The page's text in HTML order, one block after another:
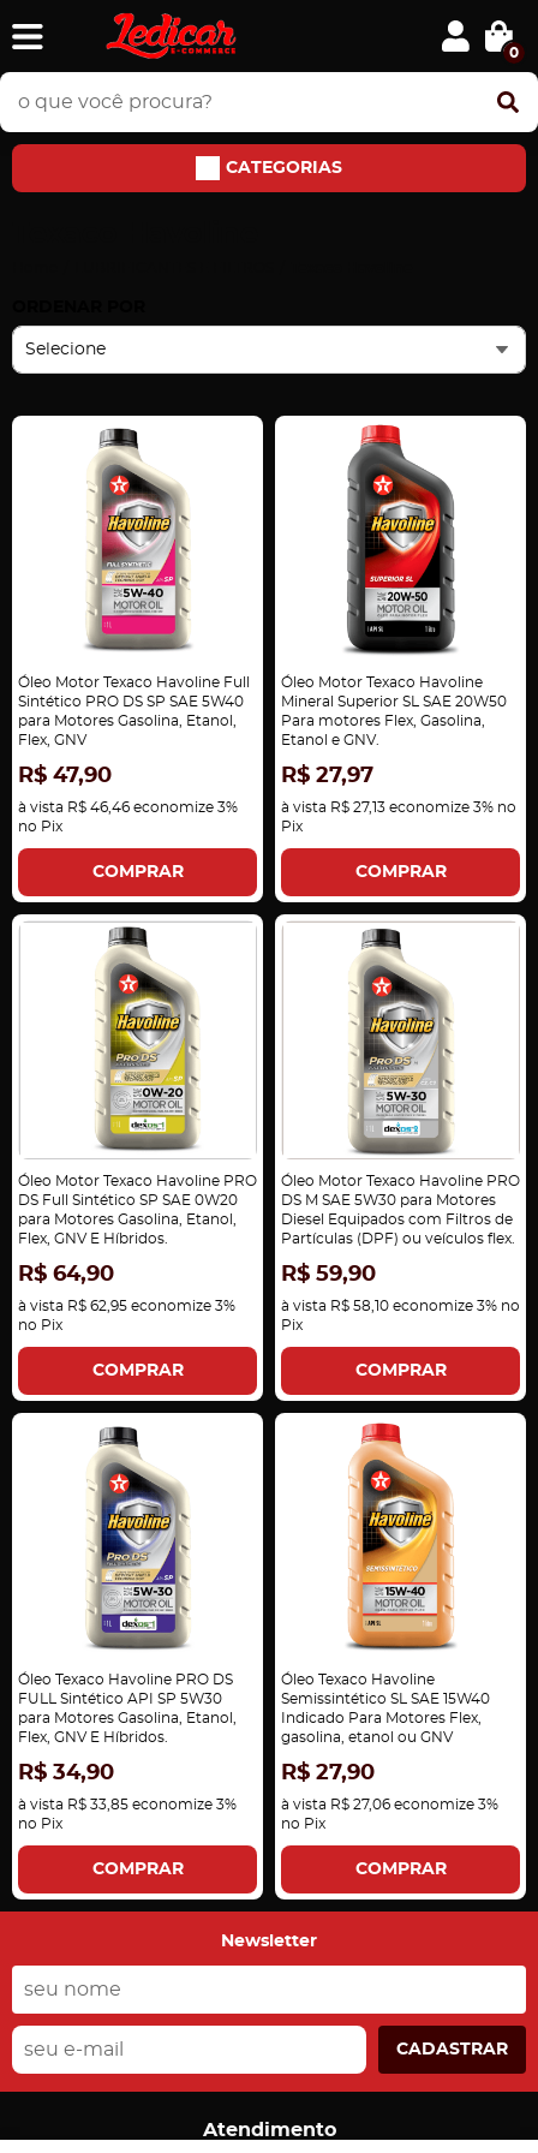
0
CATEGORIAS
Selecione
Óleo Motor Texaco Havoline Full
Sintético PRO DS SP SAE 5W40
para Motores Gasolina, Etanol,
Flex, GNV
R$ 47,90
à vista R$ 46,46 economize 3%
no Pix
COMPRAR
Óleo Motor Texaco Havoline
Mineral Superior SL SAE 20W50
Para motores Flex, Gasolina,
Etanol e GNV.
R$ 27,97
à vista R$ 27,13 economize 3% no
Pix
COMPRAR
Óleo Motor Texaco Havoline PRO
DS Full Sintético SP SAE 0W20
para Motores Gasolina, Etanol,
Flex, GNV E Híbridos.
R$ 64,90
à vista R$ 62,95 economize 3%
no Pix
COMPRAR
Óleo Motor Texaco Havoline PRO
DS M SAE 5W30 para Motores
Diesel Equipados com Filtros de
Partículas (DPF) ou veículos flex.
R$ 59,90
à vista R$ 58,10 economize 3% no
Pix
COMPRAR
Óleo Texaco Havoline PRO DS
FULL Sintético API SP 5W30
para Motores Gasolina, Etanol,
Flex, GNV E Híbridos.
R$ 34,90
à vista R$ 33,85 economize 3%
no Pix
COMPRAR
Óleo Texaco Havoline
Semissintético SL SAE 15W40
Indicado Para Motores Flex,
gasolina, etanol ou GNV
R$ 27,90
à vista R$ 27,06 economize 3%
no Pix
COMPRAR
Newsletter
CADASTRAR
Atendimento